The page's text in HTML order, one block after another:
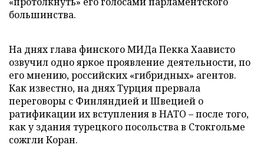
большинства.
На днях глава финского МИДа Пекка Хаависто
озвучил одно яркое проявление деятельности, по
его мнению, российских «гибридных» агентов.
Как известно, на днях Турция прервала
переговоры с Финляндией и Швецией о
ратификации их вступления в НАТО – после того,
как у здания турецкого посольства в Стокгольме
сожгли Коран.